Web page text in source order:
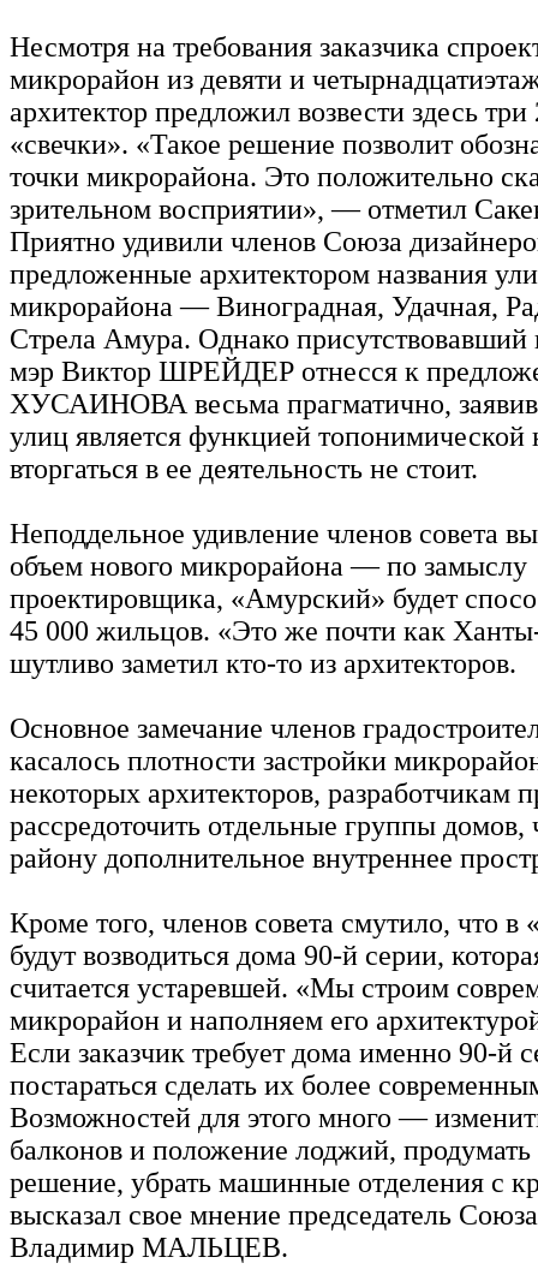
Несмотря на требования заказчика
микрорайон из девяти и
архитектор предложил возвести здесь
«свечки». «Такое решение позволит
точки микрорайона. Это положительно
зрительном восприятии», — отметил
Приятно удивили членов Союза
предложенные архитектором названия
микрорайона — Виноградная, Удачная,
Стрела Амура. Однако присутствовавший
мэр Виктор ШРЕЙДЕР отнесся к
ХУСАИНОВА весьма прагматично,
улиц является функцией топонимической
вторгаться в ее деятельность не стоит.
Неподдельное удивление членов совета
объем нового микрорайона — по замыслу
проектировщика, «Амурский» будет
45 000 жильцов. «Это же почти как
шутливо заметил кто-то из архитекторов.
Основное замечание членов
касалось плотности застройки
некоторых архитекторов, разработчикам
рассредоточить отдельные группы домов,
району дополнительное внутреннее
Кроме того, членов совета смутило, что
будут возводиться дома 90-й серии,
считается устаревшей. «Мы строим
микрорайон и наполняем его
Если заказчик требует дома именно 90-й
постараться сделать их более
Возможностей для этого много —
балконов и положение лоджий, продумать
решение, убрать машинные отделения с
высказал свое мнение председатель
Владимир МАЛЬЦЕВ.